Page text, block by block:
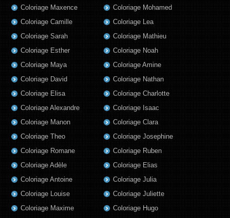
Coloriage Maxence
Coloriage Camille
Coloriage Sarah
Coloriage Esther
Coloriage Maya
Coloriage David
Coloriage Elisa
Coloriage Alexandre
Coloriage Manon
Coloriage Theo
Coloriage Romane
Coloriage Adèle
Coloriage Antoine
Coloriage Louise
Coloriage Maxime
Coloriage Mohamed
Coloriage Lea
Coloriage Mathieu
Coloriage Noah
Coloriage Amine
Coloriage Nathan
Coloriage Charlotte
Coloriage Isaac
Coloriage Clara
Coloriage Josephine
Coloriage Ruben
Coloriage Elias
Coloriage Julia
Coloriage Juliette
Coloriage Hugo